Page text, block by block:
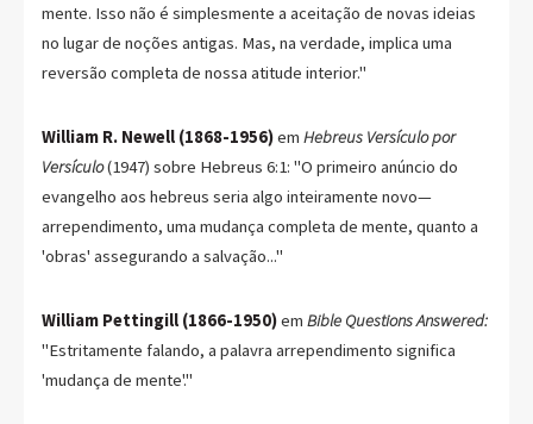
mente. Isso não é simplesmente a aceitação de novas ideias
no lugar de noções antigas. Mas, na verdade, implica uma
reversão completa de nossa atitude interior."
William R. Newell (1868-1956)em Hebreus Versículo por
Versículo(1947) sobre Hebreus 6:1: "O primeiro anúncio do
evangelho aos hebreus seria algo inteiramente novo—
arrependimento, uma mudança completa de mente, quanto a
'obras' assegurando a salvação..."
William Pettingill (1866-1950)em Bible Questions Answered:
"Estritamente falando, a palavra arrependimento significa
'mudança de mente'."